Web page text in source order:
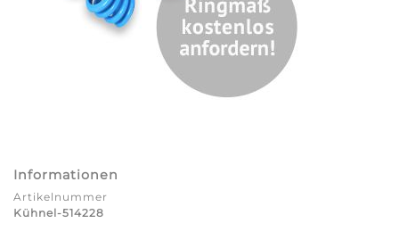
Informationen
Artikelnummer
Kühnel-514228